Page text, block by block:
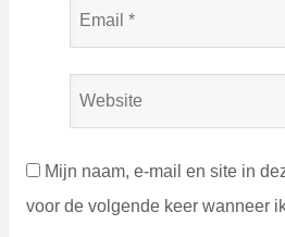
Mijn naam, e-mail en site in
voor de volgende keer wanneer